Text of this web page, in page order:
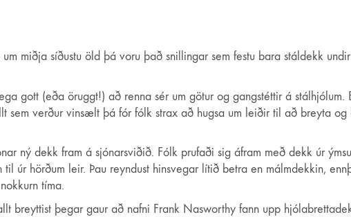
miðja síðustu öld þá voru það snillingar sem festu bara stáldekk
gott (eða öruggt!) að renna sér um götur og gangstéttir á
sem verður vinsælt þá fór fólk strax að hugsa um leiðir til að breyta
ný dekk fram á sjónarsviðið. Fólk prufaði sig áfram með dekk úr
til úr hörðum leir. Þau reyndust hinsvegar lítið betra en málmdekkin,
tíma.
breyttist þegar gaur að nafni Frank Nasworthy fann upp